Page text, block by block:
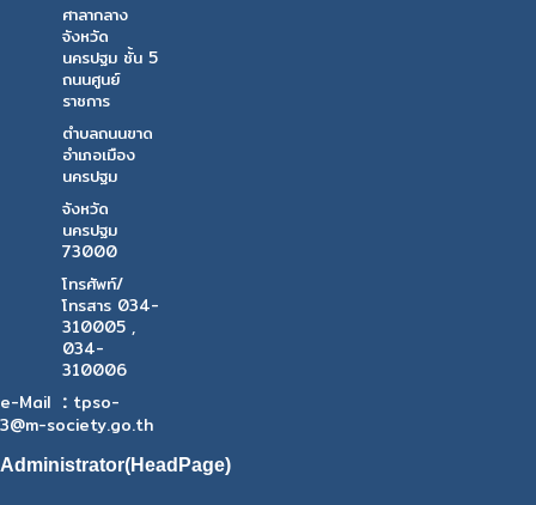
ศาลากลาง
จังหวัด
นครปฐม ชั้น 5
ถนนศูนย์
ราชการ
ตำบลถนนขาด
อำเภอเมือง
นครปฐม
จังหวัด
นครปฐม
73000
โทรศัพท์/
โทรสาร 034-
310005 ,
034-
310006
e-Mail : tpso-
3@m-society.go.th
Administrator(HeadPage)